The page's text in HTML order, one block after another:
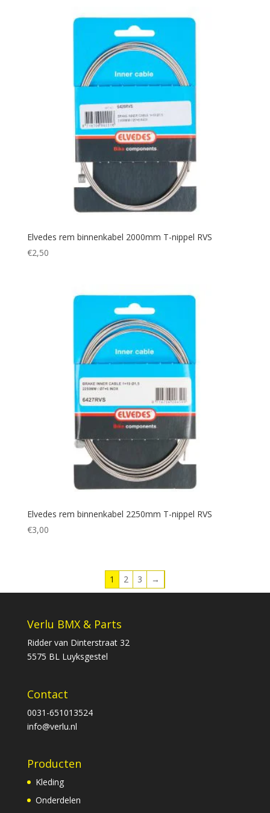
Elvedes rem binnenkabel 2000mm T-nippel RVS
€2,50
Elvedes rem binnenkabel 2250mm T-nippel RVS
€3,00
1 2 3 →
Verlu BMX & Parts
Ridder van Dinterstraat 32
5575 BL Luyksgestel
Contact
0031-651013524
info@verlu.nl
Producten
Kleding
Onderdelen